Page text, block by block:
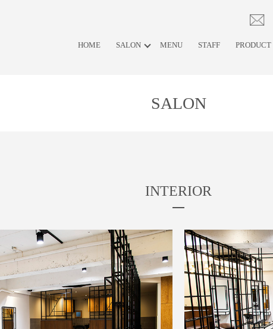
HOME SALON MENU STAFF PRODUCT
SALON
INTERIOR